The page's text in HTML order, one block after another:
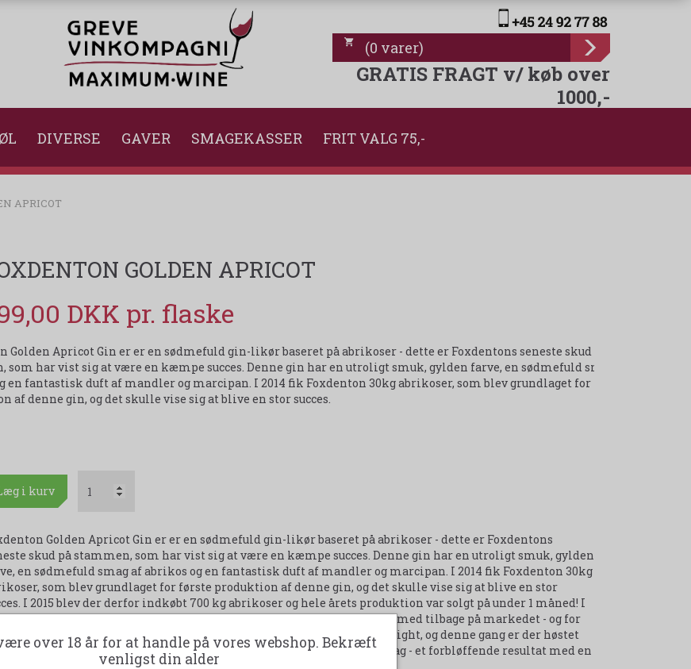
(0 varer)
GRATIS FRAGT v/ køb over
1000,-
ØL DIVERSE GAVER SMAGEKASSER FRIT VALG 75,-
APRICOT
GOLDEN APRICOT
DKK
Golden Apricot Gin er er en sødmefuld gin-likør baseret på abrikoser - dette er Foxdentons seneste skud på
som har vist sig at være en kæmpe succes. Denne gin har en utroligt smuk, gylden farve, en sødmefuld smag af
en fantastisk duft af mandler og marcipan. I 2014 fik Foxdenton 30kg abrikoser, som blev grundlaget for første
af denne gin, og det skulle vise sig at blive en stor succes.
i kurv
Golden Apricot Gin er er en sødmefuld gin-likør baseret på abrikoser - dette er Foxdentons
skud på stammen, som har vist sig at være en kæmpe succes. Denne gin har en utroligt smuk, gylden
en sødmefuld smag af abrikos og en fantastisk duft af mandler og marcipan. I 2014 fik Foxdenton 30kg
som blev grundlaget for første produktion af denne gin, og det skulle vise sig at blive en stor
I 2015 blev der derfor indkøbt 700 kg abrikoser og hele årets produktion var solgt på under 1 måned! I
blev der købt over 3 ton abrikoser og Foxdenton Golden Apricot er dermed tilbage på markedet - og for
gang i Danmark. Abrikoserne kommer fra den engelske ø Isle of Wight, og denne gang er der høstet
senere end tidligere, hvilket giver den færdige gin mere farve og smag - et forbløffende resultat med en
over 18 år for at handle på vores webshop. Bekræft
venligst din alder